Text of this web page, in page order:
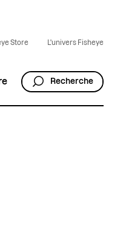
Store L'univers Fisheye
Recherche